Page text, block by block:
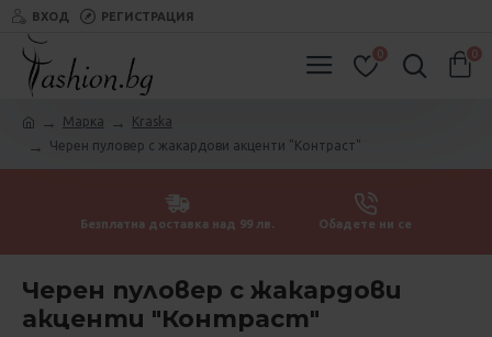
ВХОД РЕГИСТРАЦИЯ
0 0
Марка
Kraska
Черен пуловер с жакардови акценти "Контраст"
Безплатна доставка над 99 лв. Обадете ни се
Черен пуловер с жакардови
акценти "Контраст"